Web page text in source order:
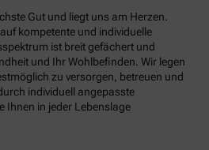
Gut und liegt uns am Herzen.
kompetente und individuelle
ist breit gefächert und
und Ihr Wohlbefinden. Wir legen
zu versorgen, betreuen und
individuell angepasste
Ihnen in jeder Lebenslage